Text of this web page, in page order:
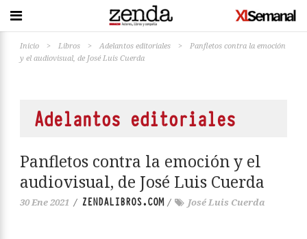
Inicio > Libros > Adelantos editoriales >
Panfletos contra la emoción
y el audiovisual, de José Luis Cuerda
Adelantos editoriales
Panfletos contra la emoción y el
audiovisual, de José Luis Cuerda
30 Ene 2021 / ZENDALIBROS.COM/ José Luis Cuerda